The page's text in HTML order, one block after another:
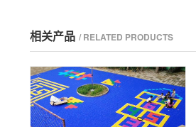
相关产品 / RELATED PRODUCTS